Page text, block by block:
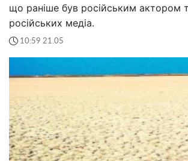
що раніше був російським актором
російських медіа.
10:59 21.05